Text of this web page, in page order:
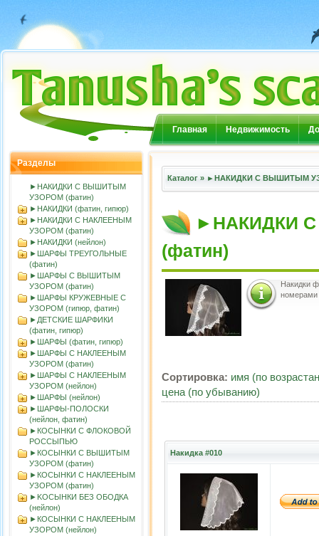
Главная Недвижимость
Разделы
►НАКИДКИ С ВЫШИТЫМ
УЗОРОМ (фатин)
►НАКИДКИ (фатин, гипюр)
►НАКИДКИ С НАКЛЕЕНЫМ
УЗОРОМ (фатин)
►НАКИДКИ (нейлон)
►ШАРФЫ ТРЕУГОЛЬНЫЕ
(фатин)
►ШАРФЫ С ВЫШИТЫМ
УЗОРОМ (фатин)
►ШАРФЫ КРУЖЕВНЫЕ С
УЗОРОМ (гипюр, фатин)
►ДЕТСКИЕ ШАРФИКИ
(фатин, гипюр)
►ШАРФЫ (фатин, гипюр)
►ШАРФЫ С НАКЛЕЕНЫМ
УЗОРОМ (фатин)
►ШАРФЫ С НАКЛЕЕНЫМ
УЗОРОМ (нейлон)
►ШАРФЫ (нейлон)
►ШАРФЫ-ПОЛОСКИ
(нейлон, фатин)
►КОСЫНКИ С ФЛОКОВОЙ
РОССЫПЬЮ
►КОСЫНКИ С ВЫШИТЫМ
УЗОРОМ (фатин)
►КОСЫНКИ С НАКЛЕЕНЫМ
УЗОРОМ (фатин)
►KOСЫНКИ БЕЗ ОБОДКА
(нейлон)
►КОСЫНКИ С НАКЛЕЕНЫМ
УЗОРОМ (нейлон)
Каталог » ►НАКИДКИ С ВЫШИТЫМ
►НАКИДКИ
(фатин)
Накидки
Сортировка: имя (по
цена (по убыванию)
Накидка #010